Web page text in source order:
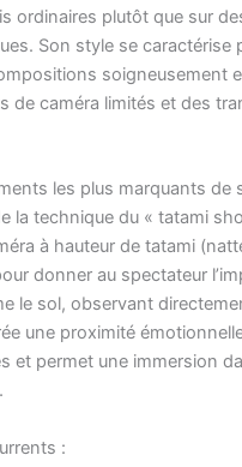
ordinaires plutôt que sur
Son style se caractérise
soigneusement
de caméra limités et des
les plus marquants de
la technique du « tatami
à hauteur de tatami
donner au spectateur
le sol, observant
une proximité
et permet une immersion
: